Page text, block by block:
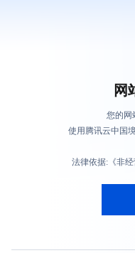
网
您的网
使用腾讯云中国
法律依据:《非